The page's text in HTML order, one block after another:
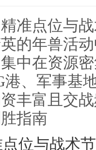
准点位与
的年兽活
中在资源
港、军事基
丰富且交
指南
位与战术